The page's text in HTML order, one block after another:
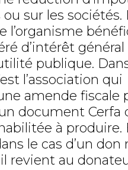
ou sur les sociétés.
l’organisme
d’intérêt général
publique.
l’association qui
amende fiscale
document Cerfa
à produire.
le cas d’un don
revient au